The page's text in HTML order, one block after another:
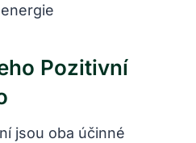
Pozitivní
jsou oba účinné